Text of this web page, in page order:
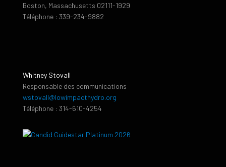
Boston, Massachusetts 02111-1929
Téléphone : 339-234-9882
Whitney Stovall
Responsable des communications
wstovall@lowimpacthydro.org
Téléphone : 314-610-4254